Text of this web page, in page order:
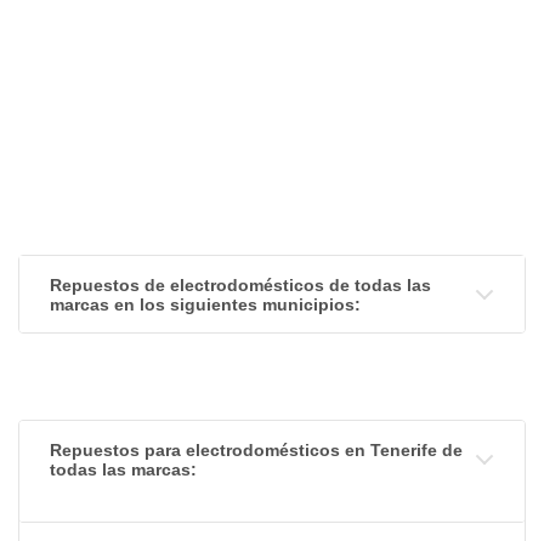
Repuestos de electrodomésticos de todas las
marcas en los siguientes municipios:
Repuestos para electrodomésticos en Tenerife de
todas las marcas: